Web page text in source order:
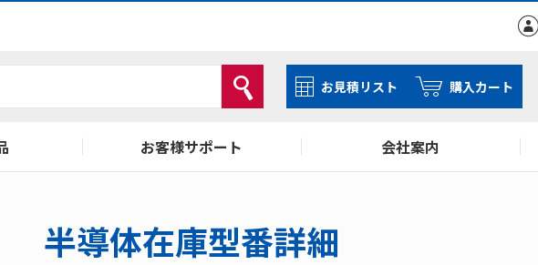
お見積リスト 購入カート
お客様サポート 会社案内
半導体在庫型番詳細